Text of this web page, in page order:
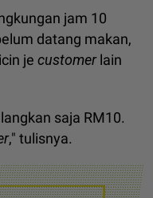
jam 10
datang makan,
je customerlain
saja RM10.
," tulisnya.